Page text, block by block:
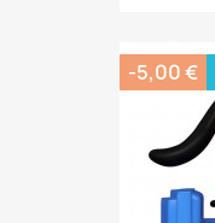
-5,00 €